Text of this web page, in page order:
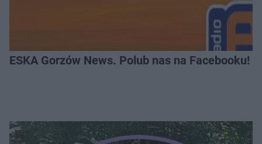
ESKA Gorzów News. Polub nas na Facebooku!